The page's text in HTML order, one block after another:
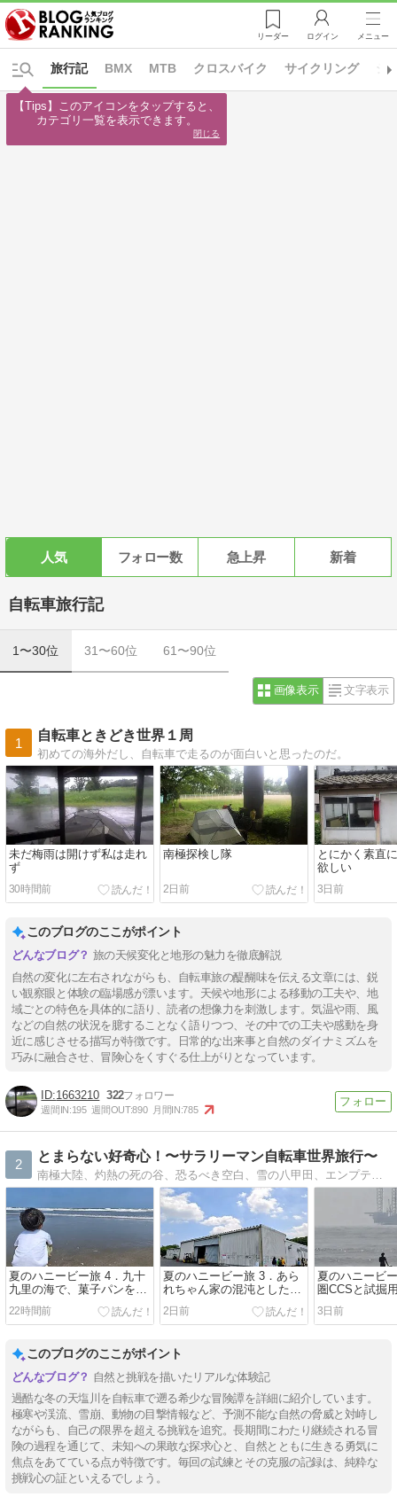
リーダー ログイン メニュー
BMX MTB クロスバイク サイクリング シ
旅行記
人気 フォロー数 急上昇 新着
自転車旅行記
1〜30位 31〜60位 61〜90位
画像表示 文字表示
1
自転車ときどき世界１周
初めての海外だし、自転車で走るのが面白いと思ったのだ。
未だ梅雨は開けず私は走れ
ず
30時間前
南極探検し隊
2日前
とにかく素直
欲しい
3日前
このブログのここがポイント
旅の天候変化と地形の魅力を徹底解説
自然の変化に左右されながらも、自転車旅の醍醐味を伝える文章には、鋭
い観察眼と体験の臨場感が漂います。天候や地形による移動の工夫や、地
域ごとの特色を具体的に語り、読者の想像力を刺激します。気温や雨、風
などの自然の状況を臆することなく語りつつ、その中での工夫や感動を身
近に感じさせる描写が特徴です。日常的な出来事と自然のダイナミズムを
巧みに融合させ、冒険心をくすぐる仕上がりとなっています。
1663210 322
週間IN:195 週間OUT:890 月間IN:785
2
とまらない好奇心！〜サラリーマン自転車世界旅行〜
南極大陸、灼熱の死の谷、恐るべき空白、雪の八甲田、エンプティ・クォーターの単独自転車縦断。そして想像の「外」の世界、厳冬期天塩川自転車遡行へ。アラフォーサラリーマン、仕事・家庭・冒険の両立を目指し今日も奮闘中！
夏のハニービー旅 4．九十
九里の海で、菓子パンを見
つける
22時間前
夏のハニービー旅 3．あら
れちゃん家の混沌とした幸
2日前
夏のハニービ
圏CCSと試掘
ップリグ
3日前
このブログのここがポイント
自然と挑戦を描いたリアルな体験記
過酷な冬の天塩川を自転車で遡る希少な冒険譚を詳細に紹介しています。
極寒や渓流、雪崩、動物の目撃情報など、予測不能な自然の脅威と対峙し
ながらも、自己の限界を超える挑戦を追究。長期間にわたり継続される冒
険の過程を通じて、未知への果敢な探求心と、自然とともに生きる勇気に
焦点をあてている点が特徴です。毎回の試練とその克服の記録は、純粋な
挑戦心の証といえるでしょう。
【Tips】このアイコンをタップすると、
カテゴリ一覧を表示できます。
閉じる